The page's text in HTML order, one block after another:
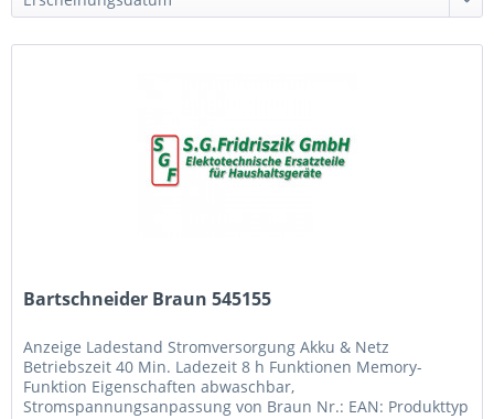
Bartschneider Braun 545155
Anzeige Ladestand Stromversorgung Akku & Netz
Betriebszeit 40 Min. Ladezeit 8 h Funktionen Memory-
Funktion Eigenschaften abwaschbar,
Stromspannungsanpassung von Braun Nr.: EAN: Produkttyp